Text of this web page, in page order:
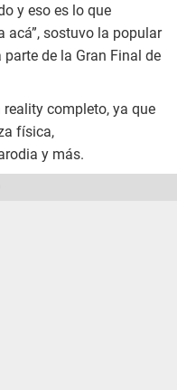
y eso es lo que
acá”, sostuvo la popular
parte de la Gran Final de
reality completo, ya que
física,
y más.